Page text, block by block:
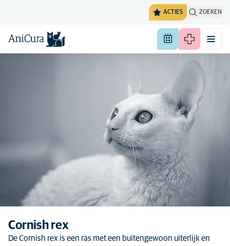
ACTIES ZOEKEN
Cornish rex
De Cornish rex is een ras met een buitengewoon uiterlijk en